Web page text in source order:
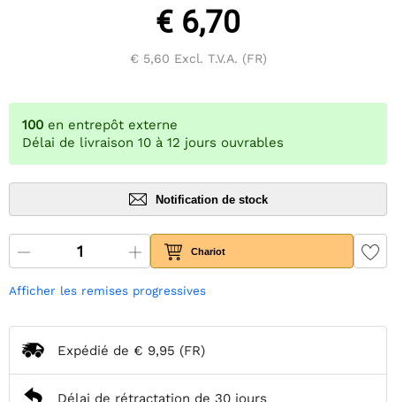
€ 6,70
€ 5,60 Excl. T.V.A. (FR)
100 en entrepôt externe
Délai de livraison 10 à 12 jours ouvrables
Notification de stock
Chariot
Afficher les remises progressives
Expédié de € 9,95 (FR)
Délai de rétractation de 30 jours